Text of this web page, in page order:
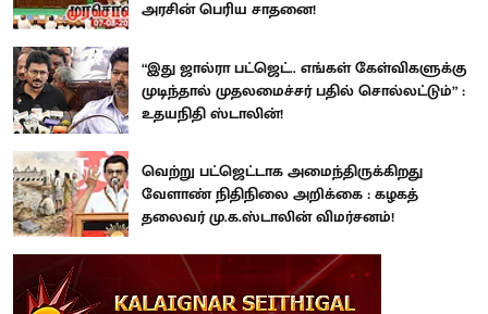
அரசின் பெரிய சாதனை!
“இது ஜால்ரா பட்ஜெட்.. எங்கள் கேள்விகளுக்கு
முடிந்தால் முதலமைச்சர் பதில் சொல்லட்டும்” :
உதயநிதி ஸ்டாலின்!
வெற்று பட்ஜெட்டாக அமைந்திருக்கிறது
வேளாண் நிதிநிலை அறிக்கை : கழகத்
தலைவர் மு.க.ஸ்டாலின் விமர்சனம்!